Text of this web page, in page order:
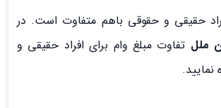
حقیقی و حقوقی باهم متفاوت است. در
ملل تفاوت مبلغ وام برای افراد حقیقی و